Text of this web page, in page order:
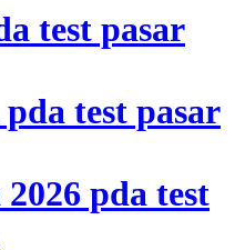
test pasar
test pasar
pda test